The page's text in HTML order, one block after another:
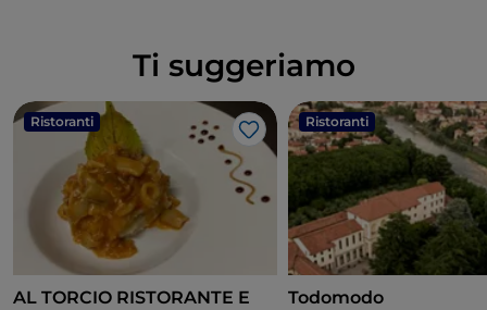
Ti suggeriamo
Ristoranti
Like
AL TORCIO RISTORANTE E
Ristoranti
Todomodo